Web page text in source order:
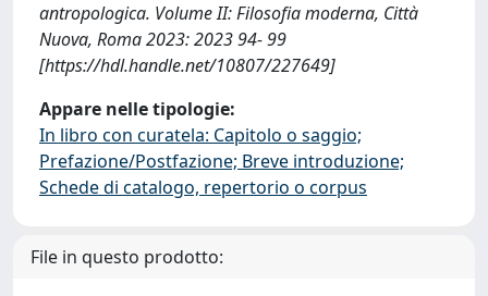
antropologica. Volume II: Filosofia moderna, Città
Nuova, Roma 2023: 2023 94- 99
[https://hdl.handle.net/10807/227649]
Appare nelle tipologie:
In libro con curatela: Capitolo o saggio;
Prefazione/Postfazione; Breve introduzione;
Schede di catalogo, repertorio o corpus
File in questo prodotto: